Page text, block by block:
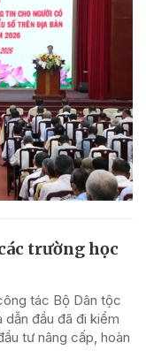
trường học
tác Bộ Dân tộc
đầu đã đi kiểm
tư nâng cấp, hoàn